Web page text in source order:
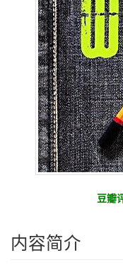
豆瓣
内容简介